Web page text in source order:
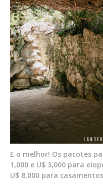
E o melhor! Os pacotes
1,000 e U$ 3,000 para
U$ 8,000 para